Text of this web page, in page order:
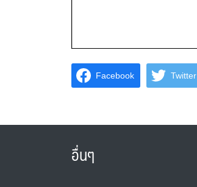
Facebook Twitter
อื่นๆ